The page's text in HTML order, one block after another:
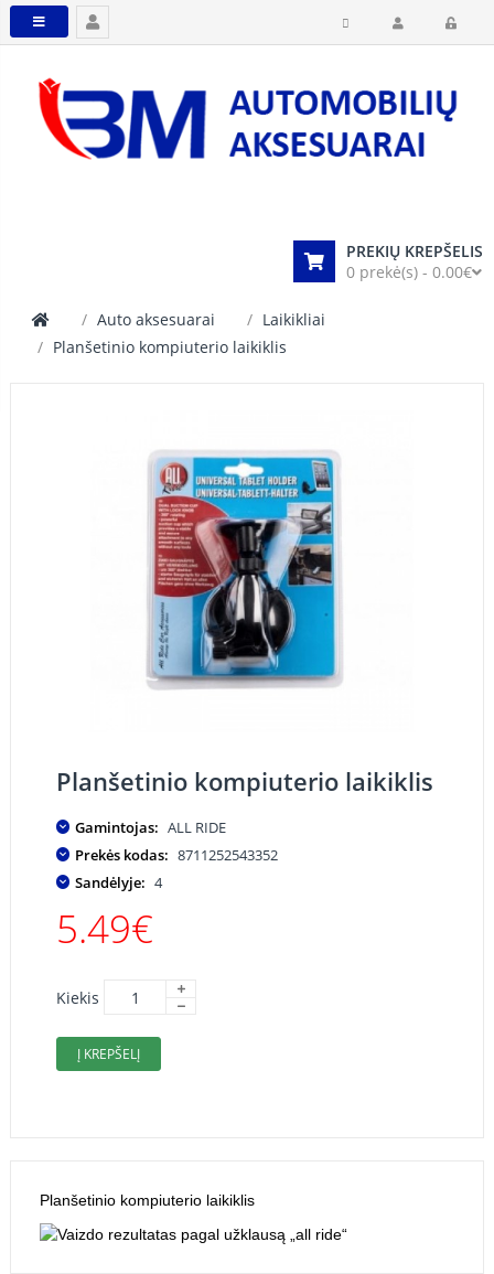
PREKIŲ KREPŠELIS
0 prekė(s) - 0.00€
Auto aksesuarai
Laikikliai
Planšetinio kompiuterio laikiklis
Planšetinio kompiuterio laikiklis
Gamintojas: ALL RIDE
Prekės kodas: 8711252543352
Sandėlyje: 4
5.49€
Kiekis
Į KREPŠELĮ
Planšetinio kompiuterio laikiklis